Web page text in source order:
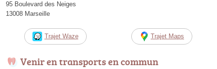
95 Boulevard des Neiges
13008 Marseille
Trajet Waze Trajet Maps
Venir en transports en commun